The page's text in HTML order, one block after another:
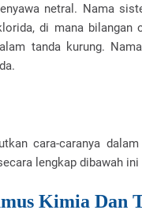
netral. Nama
di mana bilangan
tanda kurung.
cara-caranya
lengkap dibawah ini
Kimia Dan